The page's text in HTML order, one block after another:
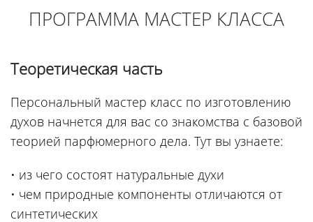
ПРОГРАММА МАСТЕР КЛАССА
Теоретическая часть
Персональный мастер класс по изготовлению
духов начнется для вас со знакомства с базовой
теорией парфюмерного дела. Тут вы узнаете:
• из чего состоят натуральные духи
• чем природные компоненты отличаются от
синтетических